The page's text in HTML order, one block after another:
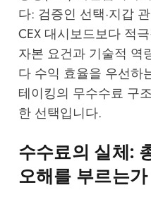
다: 검증인 선택·지갑
CEX 대시보드보다 적
자본 요건과 기술적 역
다 수익 효율을 우선하
테이킹의 무수수료 구
한 선택입니다.
수수료의 실체:
오해를 부르는가